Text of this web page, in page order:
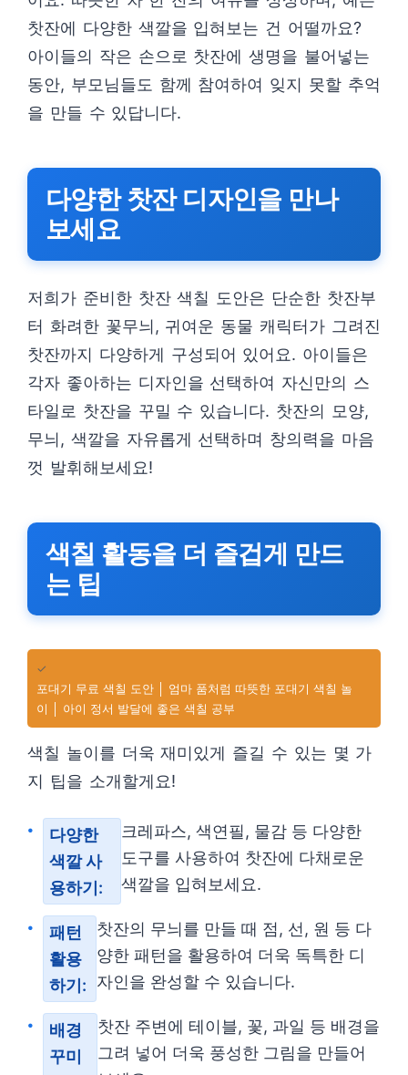
찻잔에 다양한 색깔을 입혀보는 건 어떨까요?
아이들의 작은 손으로 찻잔에 생명을 불어넣는
동안, 부모님들도 함께 참여하여 잊지 못할 추억
을 만들 수 있답니다.
다양한 찻잔 디자인을 만나
보세요
저희가 준비한 찻잔 색칠 도안은 단순한 찻잔부
터 화려한 꽃무늬, 귀여운 동물 캐릭터가 그려진
찻잔까지 다양하게 구성되어 있어요. 아이들은
각자 좋아하는 디자인을 선택하여 자신만의 스
타일로 찻잔을 꾸밀 수 있습니다. 찻잔의 모양,
무늬, 색깔을 자유롭게 선택하며 창의력을 마음
껏 발휘해보세요!
색칠 활동을 더 즐겁게 만드
는 팁
✓
포대기 무료 색칠 도안 │ 엄마 품처럼 따뜻한 포대기 색칠 놀
이 │ 아이 정서 발달에 좋은 색칠 공부
색칠 놀이를 더욱 재미있게 즐길 수 있는 몇 가
지 팁을 소개할게요!
다양한
색깔 사
용하기:
크레파스, 색연필, 물감 등 다양한
도구를 사용하여 찻잔에 다채로운
색깔을 입혀보세요.
패턴
활용
하기:
찻잔의 무늬를 만들 때 점, 선, 원 등 다
양한 패턴을 활용하여 더욱 독특한 디
자인을 완성할 수 있습니다.
배경
꾸미
찻잔 주변에 테이블, 꽃, 과일 등 배경을
그려 넣어 더욱 풍성한 그림을 만들어